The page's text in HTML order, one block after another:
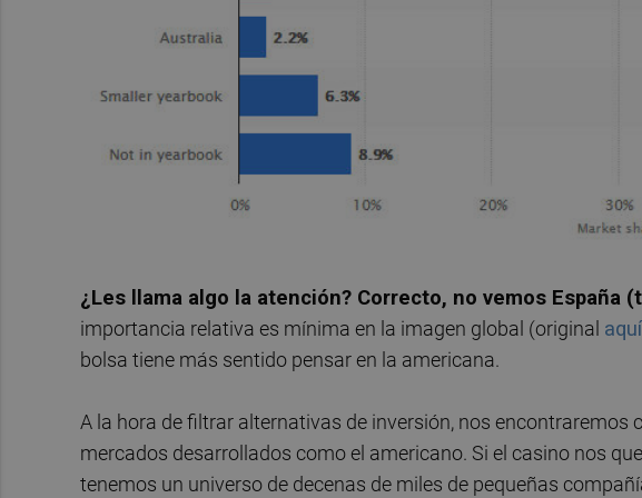
¿Les llama algo la atención? Correcto, no vemos España
importancia relativa es mínima en la imagen global (original aquí
bolsa tiene más sentido pensar en la americana.
A la hora de filtrar alternativas de inversión, nos encontraremos
mercados desarrollados como el americano. Si el casino nos
tenemos un universo de decenas de miles de pequeñas